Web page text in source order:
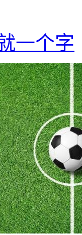
一个字